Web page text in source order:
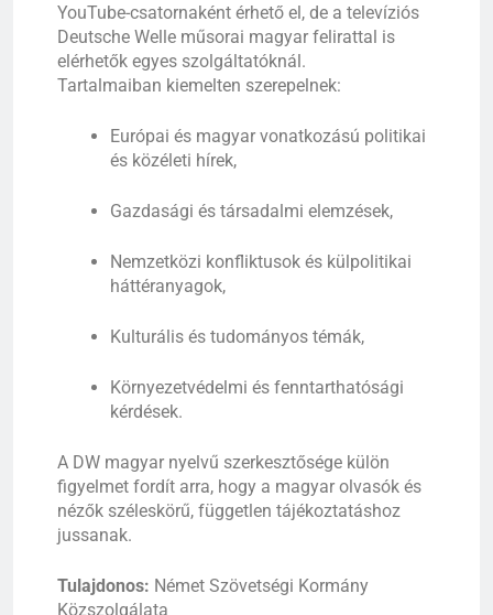
YouTube-csatornaként érhető el, de a televíziós
Deutsche Welle műsorai magyar felirattal is
elérhetők egyes szolgáltatóknál.
Tartalmaiban kiemelten szerepelnek:
Európai és magyar vonatkozású politikai
és közéleti hírek,
Gazdasági és társadalmi elemzések,
Nemzetközi konfliktusok és külpolitikai
háttéranyagok,
Kulturális és tudományos témák,
Környezetvédelmi és fenntarthatósági
kérdések.
A DW magyar nyelvű szerkesztősége külön
figyelmet fordít arra, hogy a magyar olvasók és
nézők széleskörű, független tájékoztatáshoz
jussanak.
Tulajdonos: Német Szövetségi Kormány
Közszolgálata